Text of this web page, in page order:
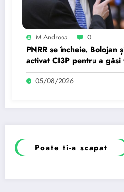
M Andreea 0
PNRR se încheie. Bolojan
activat CI3P pentru a
investiții. ”Grecia,…
05/08/2026
Poate ti-a scapat